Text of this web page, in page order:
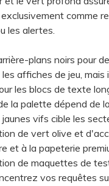
comme
les alertes.
plans noirs pour
affiches de jeu,
les blocs de texte
la palette dépend de
vifs cible les
de vert olive et
et à la papeterie
de maquettes de
vos requêtes